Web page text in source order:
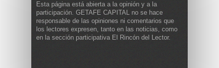
Esta página está abierta a la opinión y a la
participación. GETAFE CAPITAL no se hace
responsable de las opiniones ni comentarios que
los lectores expresen, tanto en las noticias, como
en la sección participativa El Rincón del Lector.